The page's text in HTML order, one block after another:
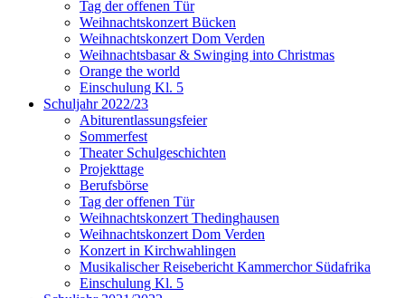
Tag der offenen Tür
Weihnachtskonzert Bücken
Weihnachtskonzert Dom Verden
Weihnachtsbasar & Swinging into Christmas
Orange the world
Einschulung Kl. 5
Schuljahr 2022/23
Abiturentlassungsfeier
Sommerfest
Theater Schulgeschichten
Projekttage
Berufsbörse
Tag der offenen Tür
Weihnachtskonzert Thedinghausen
Weihnachtskonzert Dom Verden
Konzert in Kirchwahlingen
Musikalischer Reisebericht Kammerchor Südafrika
Einschulung Kl. 5